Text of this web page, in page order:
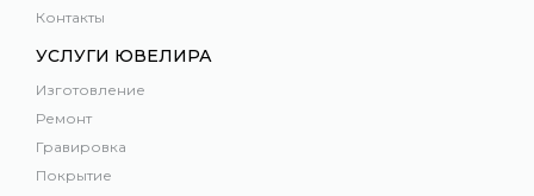
Контакты
УСЛУГИ ЮВЕЛИРА
Изготовление
Ремонт
Гравировка
Покрытие